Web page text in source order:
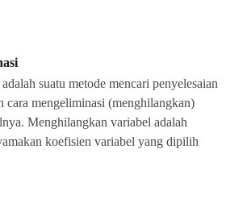
suatu metode mencari penyelesaian
cara mengeliminasi (menghilangkan)
Menghilangkan variabel adalah
koefisien variabel yang dipilih